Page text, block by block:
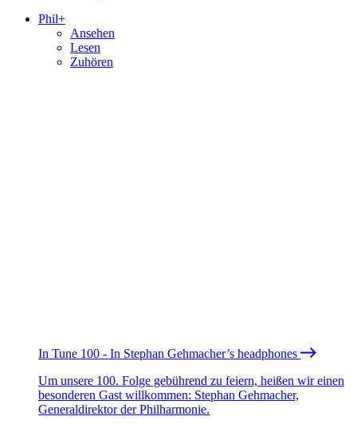
Phil+
Ansehen
Lesen
Zuhören
In Tune 100 - In Stephan Gehmacher’s headphones
Um unsere 100. Folge gebührend zu feiern, heißen wir einen
besonderen Gast willkommen: Stephan Gehmacher,
Generaldirektor der Philharmonie.